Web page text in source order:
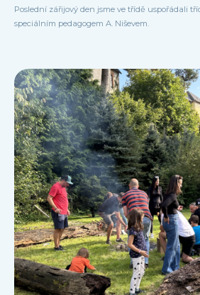
Poslední zářijový den jsme ve třídě uspořádali
speciálním pedagogem A. Niševem.